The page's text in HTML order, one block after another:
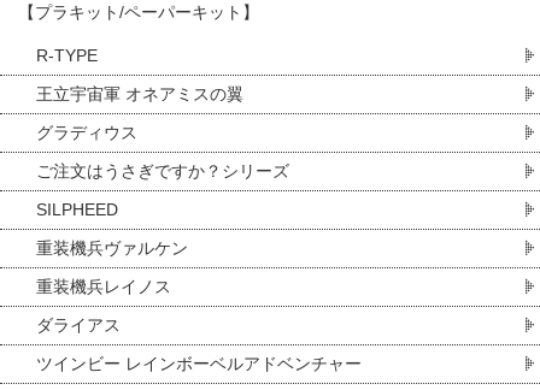
【プラキット/ペーパーキット】
R-TYPE
王立宇宙軍 オネアミスの翼
グラディウス
ご注文はうさぎですか？シリーズ
SILPHEED
重装機兵ヴァルケン
重装機兵レイノス
ダライアス
ツインビー レインボーベルアドベンチャー